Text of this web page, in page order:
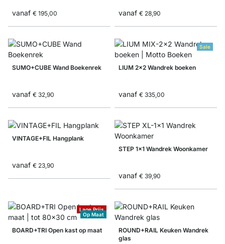
vanaf € 195,00 vanaf € 28,90
SUMO+CUBE Wand Boekenrek
vanaf € 32,90
Sale
LIUM 2x2 Wandrek boeken
vanaf € 335,00
VINTAGE+FIL Hangplank
vanaf € 23,90
STEP 1x1 Wandrek Woonkamer
vanaf € 39,90
Lage Prijs
Op Maat
BOARD+TRI Open kast op maat
ROUND+RAIL Keuken Wandrek
glas